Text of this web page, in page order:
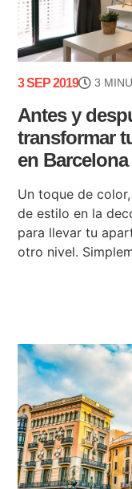
3 SEP 2019 3
Antes y
transformar
en Barcelona
Un toque de
de estilo en la
para llevar tu
otro nivel.